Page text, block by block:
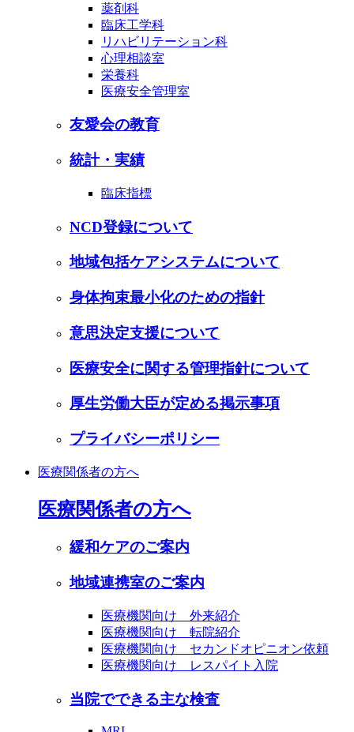
薬剤科
臨床工学科
リハビリテーション科
心理相談室
栄養科
医療安全管理室
友愛会の教育
統計・実績
臨床指標
NCD登録について
地域包括ケアシステムについて
身体拘束最小化のための指針
意思決定支援について
医療安全に関する管理指針について
厚生労働大臣が定める掲示事項
プライバシーポリシー
医療関係者の方へ
医療関係者の方へ
緩和ケアのご案内
地域連携室のご案内
医療機関向け 外来紹介
医療機関向け 転院紹介
医療機関向け セカンドオピニオン依頼
医療機関向け レスパイト入院
当院でできる主な検査